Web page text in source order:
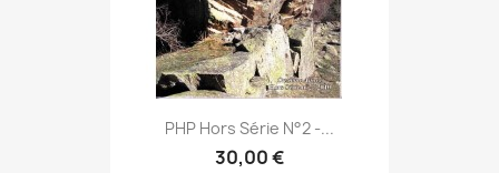
PHP Hors Série N°2 -...
30,00 €